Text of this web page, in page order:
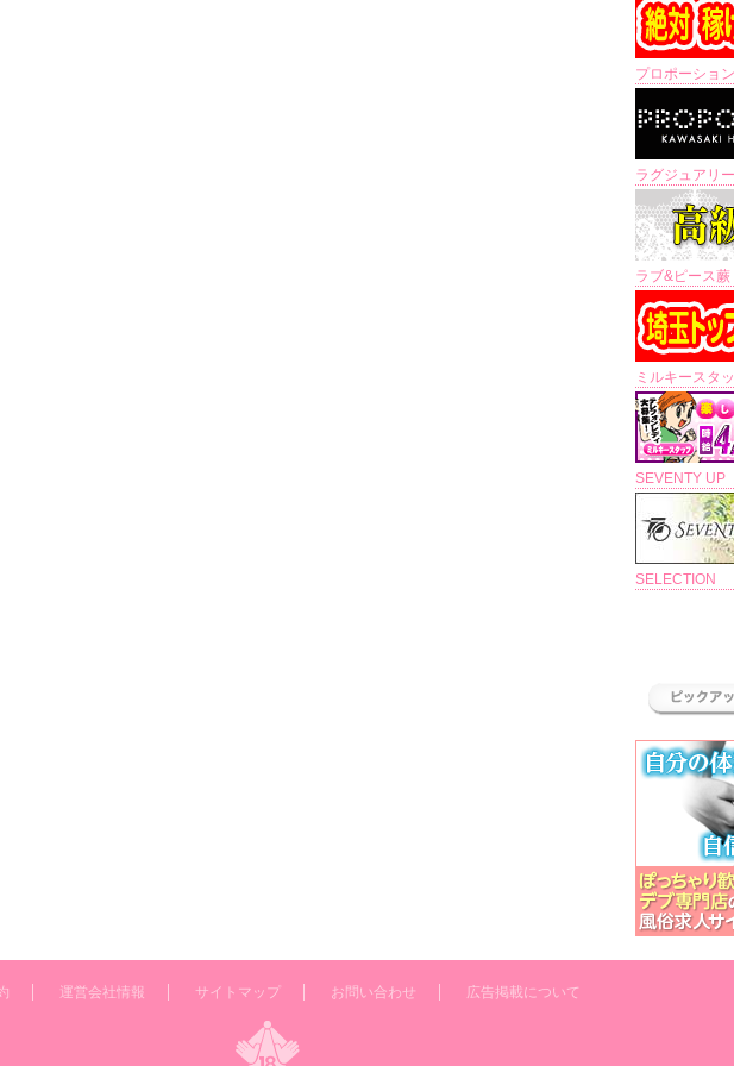
プロポーション
ラグジュアリー
ラブ&ピース蕨
ミルキースタ
SEVENTY UP
SELECTION
運営会社情報 サイトマップ お問い合わせ 広告掲載について